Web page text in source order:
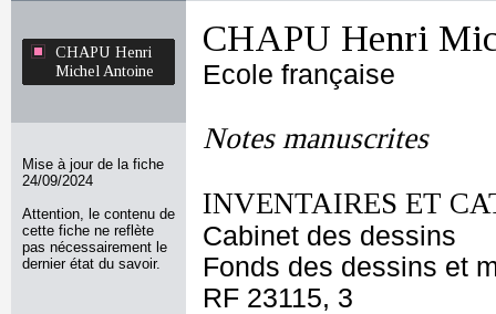
CHAPU Henri
Michel Antoine
Mise à jour de la fiche
24/09/2024
Attention, le contenu de
cette fiche ne reflète
pas nécessairement le
dernier état du savoir.
CHAPU Henri
Ecole française
Notes manuscrites
INVENTAIRES ET
Cabinet des dessins
Fonds des dessins et
RF 23115, 3